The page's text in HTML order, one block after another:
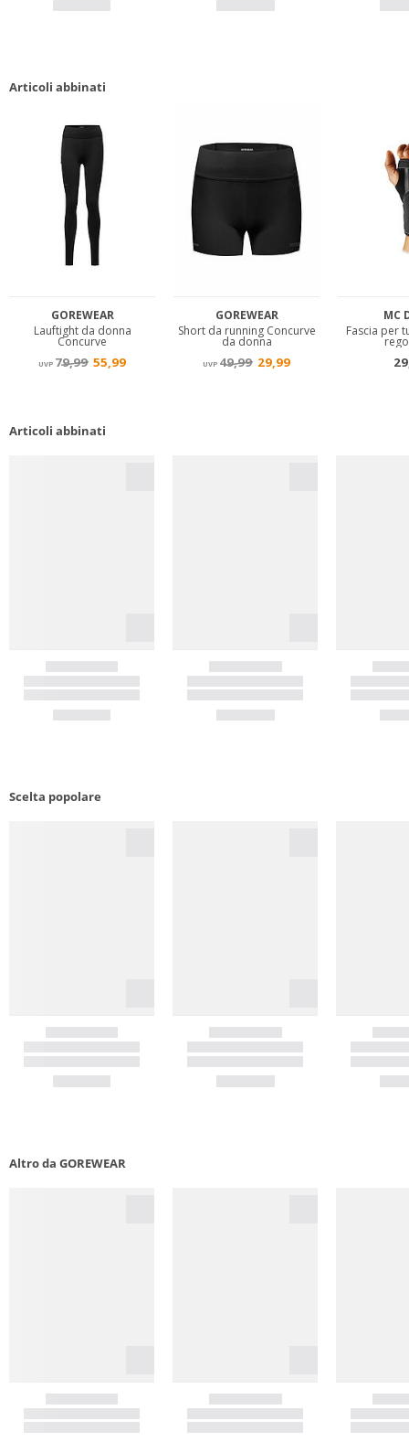
Articoli abbinati
Articoli abbinati
Scelta popolare
Altro da GOREWEAR